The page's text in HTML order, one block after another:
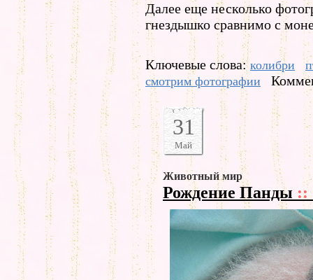
Далее еще несколько
гнездышко сравнимо с
Ключевые слова:колибри
смотрим фотографии
31
Май
Животный мир
Рождение Панды ::